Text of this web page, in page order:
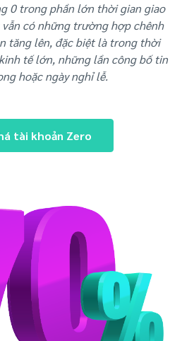
0 trong phần lớn thời gian giao
có những trường hợp chênh
tăng lên, đặc biệt là trong thời
tế lớn, những lần công bố tin
hoặc ngày nghỉ lễ.
tài khoản Zero